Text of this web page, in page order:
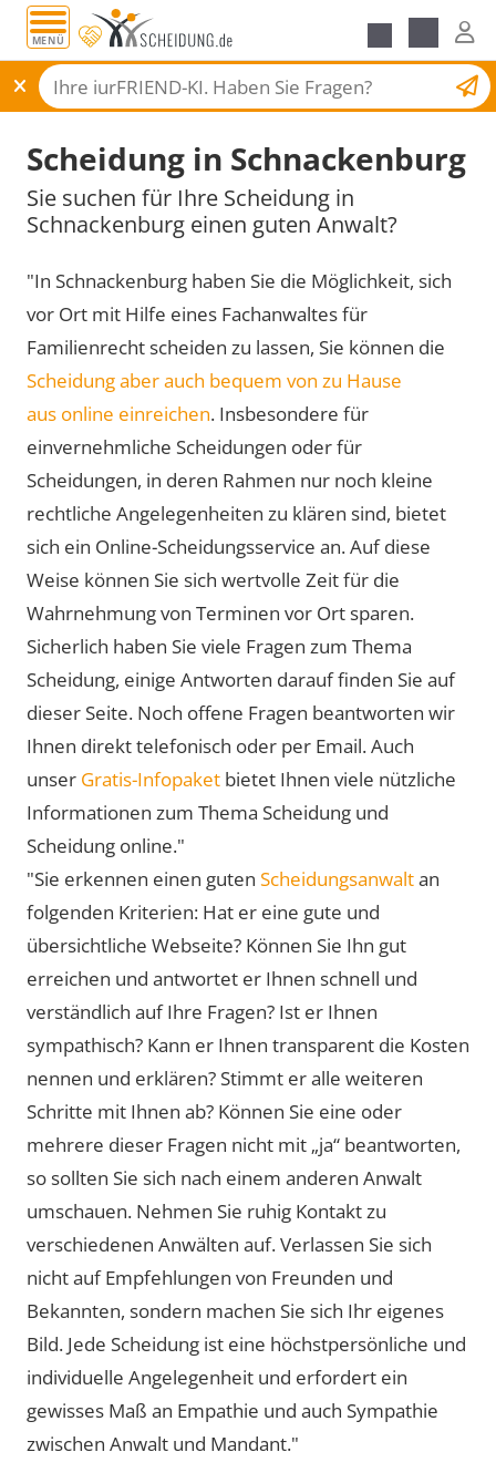
MENÜ
Scheidungsantrag
Scheidung in Schnackenburg
Sie suchen für Ihre Scheidung in
Schnackenburg einen guten Anwalt?
"In Schnackenburg haben Sie die Möglichkeit, sich
vor Ort mit Hilfe eines Fachanwaltes für
Familienrecht scheiden zu lassen, Sie können die
Scheidung aber auch bequem von zu Hause
aus online einreichen. Insbesondere für
einvernehmliche Scheidungen oder für
Scheidungen, in deren Rahmen nur noch kleine
rechtliche Angelegenheiten zu klären sind, bietet
sich ein Online-Scheidungsservice an. Auf diese
Weise können Sie sich wertvolle Zeit für die
Wahrnehmung von Terminen vor Ort sparen.
Sicherlich haben Sie viele Fragen zum Thema
Scheidung, einige Antworten darauf finden Sie auf
dieser Seite. Noch offene Fragen beantworten wir
Ihnen direkt telefonisch oder per Email. Auch
unser Gratis-Infopaket bietet Ihnen viele nützliche
Informationen zum Thema Scheidung und
Scheidung online."
"Sie erkennen einen guten Scheidungsanwaltan
folgenden Kriterien: Hat er eine gute und
übersichtliche Webseite? Können Sie Ihn gut
erreichen und antwortet er Ihnen schnell und
verständlich auf Ihre Fragen? Ist er Ihnen
sympathisch? Kann er Ihnen transparent die Kosten
nennen und erklären? Stimmt er alle weiteren
Schritte mit Ihnen ab? Können Sie eine oder
mehrere dieser Fragen nicht mit „ja“ beantworten,
so sollten Sie sich nach einem anderen Anwalt
umschauen. Nehmen Sie ruhig Kontakt zu
verschiedenen Anwälten auf. Verlassen Sie sich
nicht auf Empfehlungen von Freunden und
Bekannten, sondern machen Sie sich Ihr eigenes
Bild. Jede Scheidung ist eine höchstpersönliche und
individuelle Angelegenheit und erfordert ein
gewisses Maß an Empathie und auch Sympathie
zwischen Anwalt und Mandant."